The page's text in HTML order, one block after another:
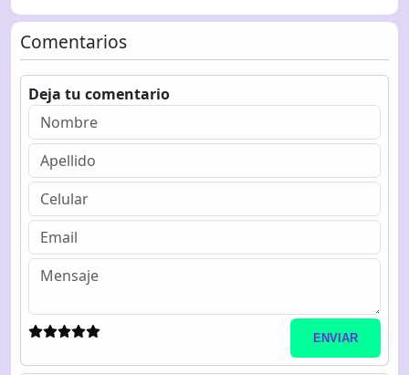
Comentarios
Deja tu comentario
ENVIAR